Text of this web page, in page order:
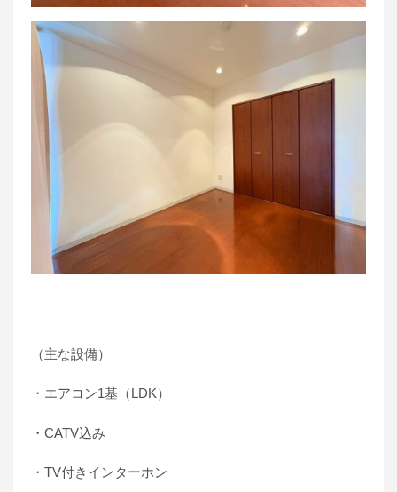
（主な設備）
・エアコン1基（LDK）
・CATV込み
・TV付きインターホン